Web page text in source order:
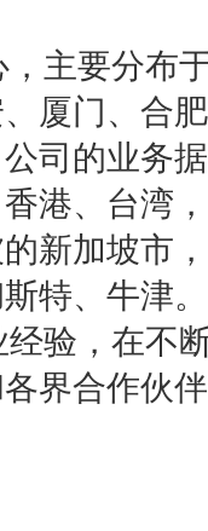
主要分布
厦门、合
公司的业务
港、台湾
新加坡市
特、牛津。
验，在不
界合作伙